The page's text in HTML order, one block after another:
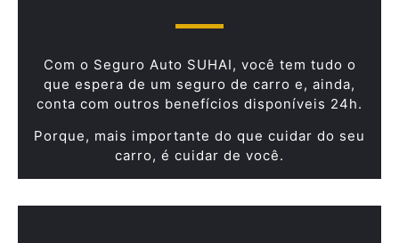
Com o Seguro Auto SUHAI, você tem tudo o
que espera de um seguro de carro e, ainda,
conta com outros benefícios disponíveis 24h.
Porque, mais importante do que cuidar do seu
carro, é cuidar de você.